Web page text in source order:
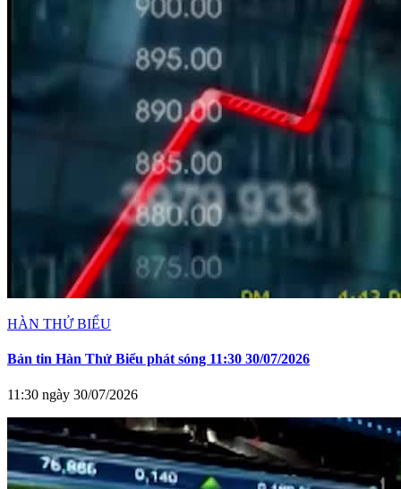
HÀN THỬ BIỂU
Bản tin Hàn Thử Biểu phát sóng 11:30 30/07/2026
11:30 ngày 30/07/2026